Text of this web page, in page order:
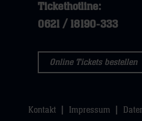
Tickethotline:
0621 / 18190-333
Online Tickets bestellen
Kontakt Impressum